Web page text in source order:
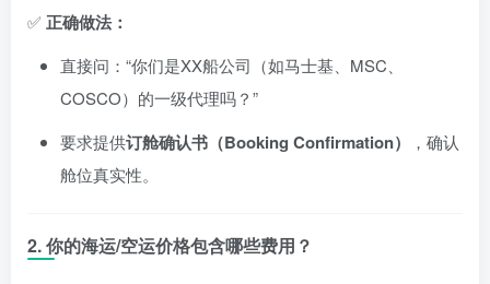
✅正确做法：
直接问：“你们是XX船公司（如马士基、MSC、
COSCO）的一级代理吗？”
要求提供订舱确认书（Booking Confirmation）
，确认
舱位真实性。
2. 你的海运/空运价格包含哪些费用？